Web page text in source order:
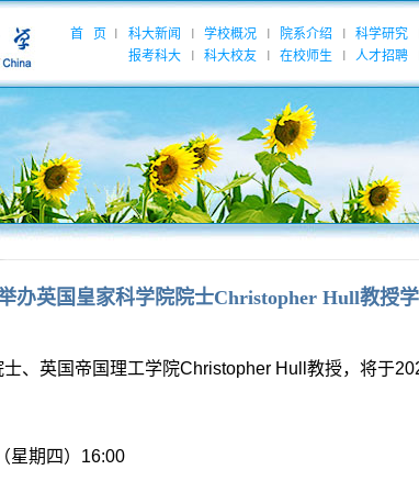
首 页 科大新闻 学校概况 院系介绍 科学研究
报考科大
科大校友 在校师生 人才招聘
办英国皇家科学院院士Christopher Hull教授
、英国帝国理工学院Christopher Hull 教授，将于
星期四） 16:00